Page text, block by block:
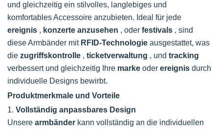
und gleichzeitig ein stilvolles, langlebiges und
komfortables Accessoire anzubieten. Ideal für jede
ereignis , konzerte anzusehen , oder festivals , sind
diese Armbänder mit RFID-Technologie ausgestattet, was
die zugriffskontrolle , ticketverwaltung , und tracking
verbessert und gleichzeitig Ihre marke oder ereignis durch
individuelle Designs bewirbt.
Produktmerkmale und Vorteile
1. Vollständig anpassbares Design
Unsere armbänder kann vollständig an die individuellen